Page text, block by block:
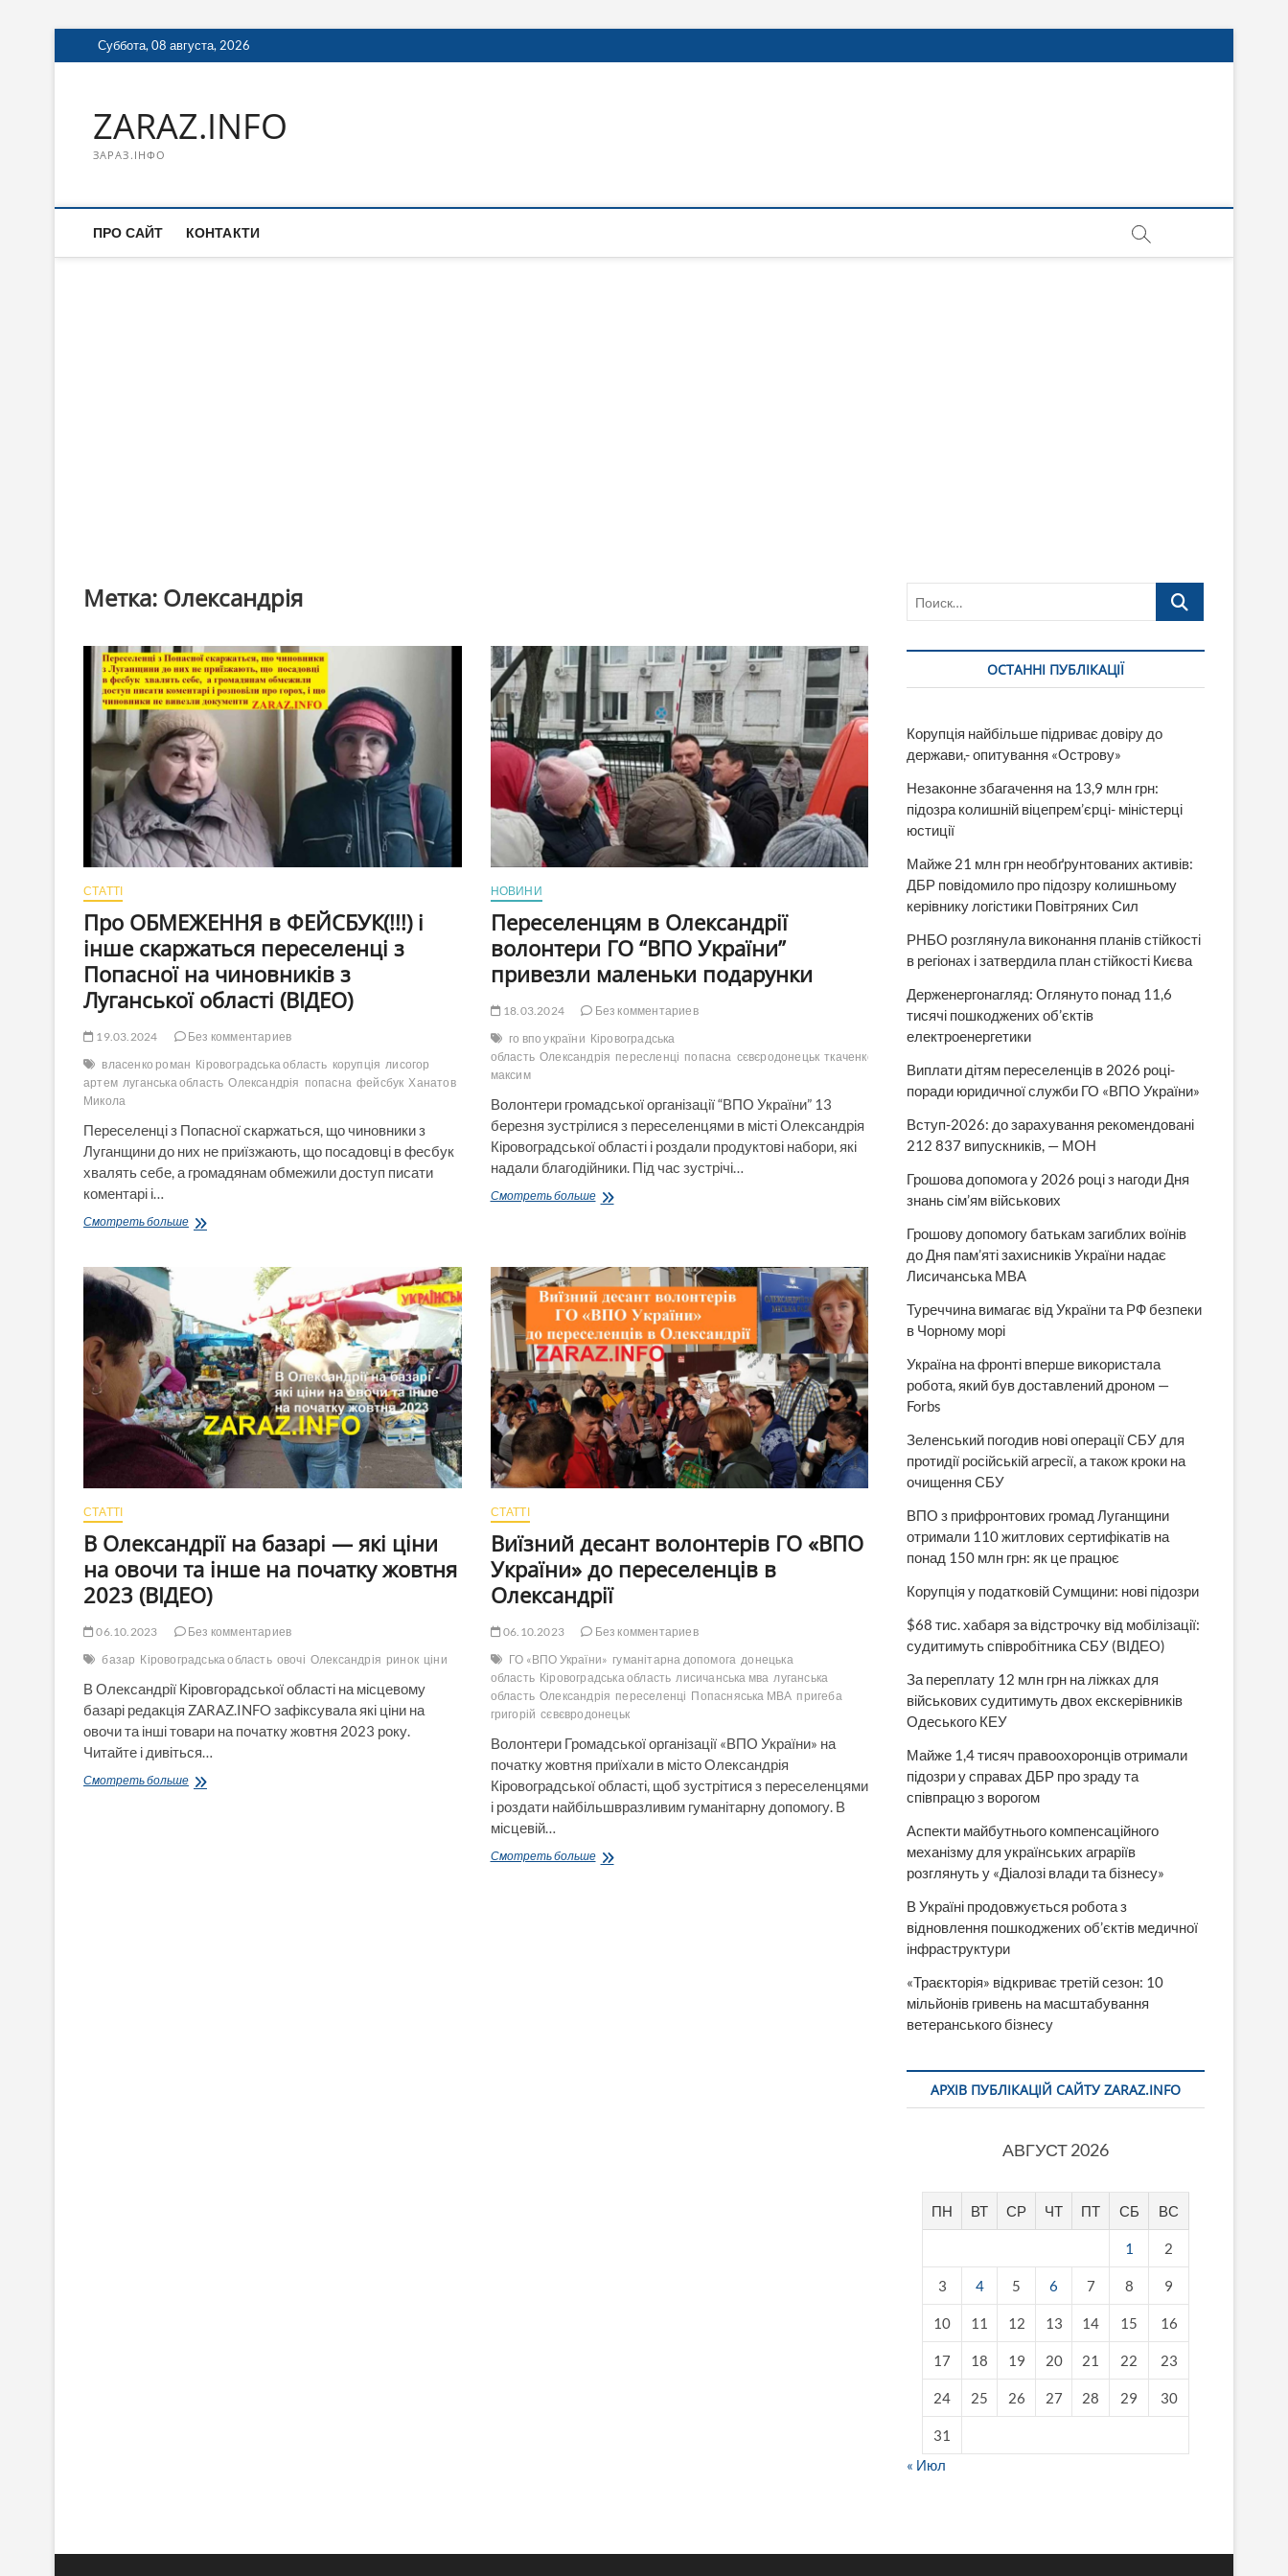
Перейти
к
Суббота, 08 августа, 2026
ZARAZ.INFO
ЗАРАЗ.ІНФО
ПРО САЙТ КОНТАКТИ
Метка: Олександрія
СТАТТІ
Про ОБМЕЖЕННЯ в ФЕЙСБУК(!!!) і
інше скаржаться переселенці з
Попасної на чиновників з
Луганської області (ВІДЕО)
19.03.2024
Без комментариев
власенко роман Кіровоградська область корупція лисогор
артем луганська область Олександрія попасна фейсбук Ханатов
Микола
Переселенці з Попасної скаржаться, що чиновники з
Луганщини до них не приїзжають, що посадовці в фесбук
хвалять себе, а громадянам обмежили доступ писати
коментарі і…
Смотреть большеПро
ФЕЙСБУК(!!!)
скаржаться
переселенці
з
Попасної
на
чиновників
з
Луганської
області
(ВІДЕО)
НОВИНИ
Переселенцям в Олександрії
волонтери ГО “ВПО України”
привезли маленьки подарунки
18.03.2024
Без комментариев
го впо україни Кіровоградська
область Олександрія пересленці попасна сєвєродонецьк ткаченко
максим
Волонтери громадської організації “ВПО України” 13
березня зустрілися з переселенцями в місті Олександрія
Кіровоградської області і роздали продуктові набори, які
надали благодійники. Під час зустрічі…
Смотреть большеПереселенцям
“ВПО
України”
привезли
маленьки
подарунки
СТАТТІ
В Олександрії на базарі — які ціни
на овочи та інше на початку жовтня
2023 (ВІДЕО)
06.10.2023
Без комментариев
базар Кіровоградська область овочі Олександрія ринок ціни
В Олександрії Кіровгорадської області на місцевому
базарі редакція ZARAZ.INFO зафіксувала які ціни на
овочи та інші товари на початку жовтня 2023 року.
Читайте і дивіться…
Смотреть большеВ
СТАТТІ
Виїзний десант волонтерів ГО «ВПО
України» до переселенців в
Олександрії
06.10.2023
Без комментариев
ГО «ВПО України» гуманітарна допомога донецька
область Кіровоградська область лисичанська мва луганська
область Олександрія переселенці Попасняська МВА пригеба
григорій сєвєвродонецьк
Волонтери Громадської організації «ВПО України» на
початку жовтня приїхали в місто Олександрія
Кіровоградської області, щоб зустрітися з переселенцями
і роздати найбільшвразливим гуманітарну допомогу. В
місцевій…
Смотреть большеВиїзний
Поиск…
ОСТАННІ ПУБЛІКАЦІЇ
Корупція найбільше підриває довіру до
держави,- опитування «Острову»
Незаконне збагачення на 13,9 млн грн:
підозра колишній віцепрем’єрці- міністерці
юстиції
Майже 21 млн грн необґрунтованих активів:
ДБР повідомило про підозру колишньому
керівнику логістики Повітряних Сил
РНБО розглянула виконання планів стійкості
в регіонах і затвердила план стійкості Києва
Держенергонагляд: Оглянуто понад 11,6
тисячі пошкоджених об’єктів
електроенергетики
Виплати дітям переселенців в 2026 році-
поради юридичної служби ГО «ВПО України»
Вступ-2026: до зарахування рекомендовані
212 837 випускників, — МОН
Грошова допомога у 2026 році з нагоди Дня
знань сім’ям військових
Грошову допомогу батькам загиблих воїнів
до Дня пам’яті захисників України надає
Лисичанська МВА
Туреччина вимагає від України та РФ безпеки
в Чорному морі
Україна на фронті вперше використала
робота, який був доставлений дроном —
Forbs
Зеленський погодив нові операції СБУ для
протидії російській агресії, а також кроки на
очищення СБУ
ВПО з прифронтових громад Луганщини
отримали 110 житлових сертифікатів на
понад 150 млн грн: як це працює
Корупція у податковій Сумщини: нові підозри
$68 тис. хабаря за відстрочку від мобілізації:
судитимуть співробітника СБУ (ВІДЕО)
За переплату 12 млн грн на ліжках для
військових судитимуть двох екскерівників
Одеського КЕУ
Майже 1,4 тисяч правоохоронців отримали
підозри у справах ДБР про зраду та
співпрацю з ворогом
Аспекти майбутнього компенсаційного
механізму для українських аграріїв
розглянуть у «Діалозі влади та бізнесу»
В Україні продовжується робота з
відновлення пошкоджених об’єктів медичної
інфраструктури
«Траєкторія» відкриває третій сезон: 10
мільйонів гривень на масштабування
ветеранського бізнесу
АРХІВ ПУБЛІКАЦІЙ САЙТУ ZARAZ.INFO
АВГУСТ 2026
ПН ВТ СР ЧТ ПТ СБ ВС
1 2
3 4 5 6 7 8 9
10 11 12 13 14 15 16
17 18 19 20 21 22 23
24 25 26 27 28 29 30
31
« Июл